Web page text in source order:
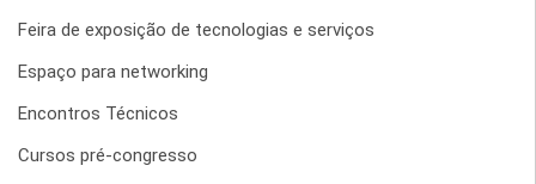
Feira de exposição de tecnologias e serviços
Espaço para networking
Encontros Técnicos
Cursos pré-congresso